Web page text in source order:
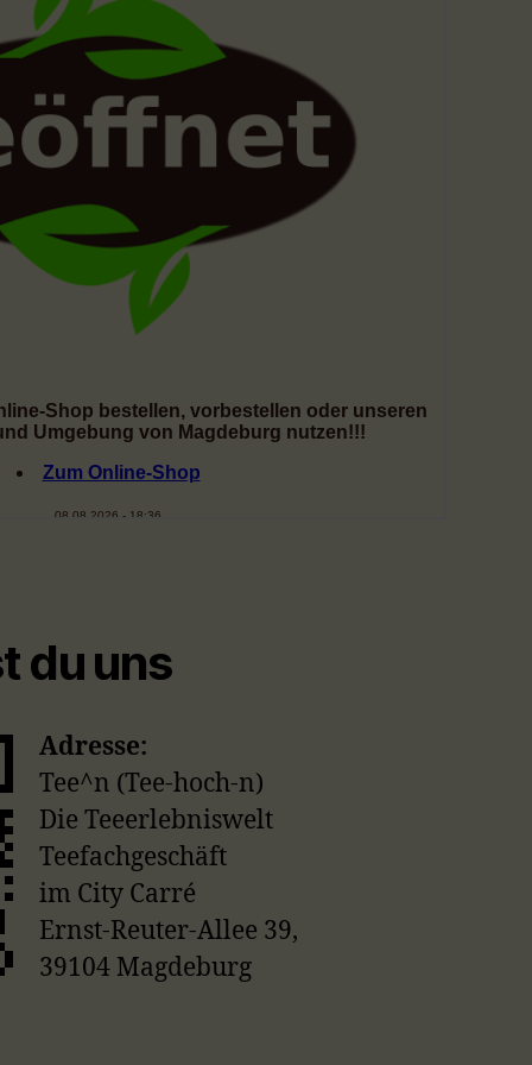
du uns
Adresse:
Tee^n (Tee-hoch-n)
Die Teeerlebniswelt
Teefachgeschäft
im City Carré
Ernst-Reuter-Allee 39,
39104 Magdeburg